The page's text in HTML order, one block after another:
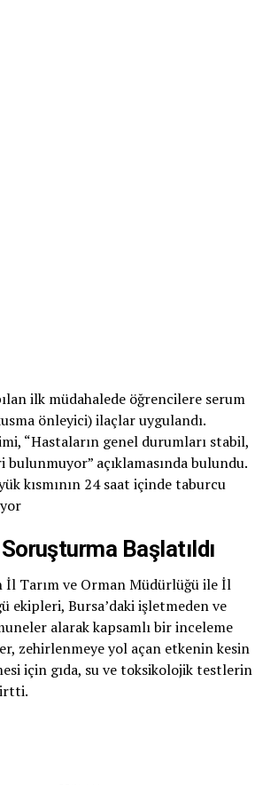
ilk müdahalede öğrencilere serum
önleyici) ilaçlar uygulandı.
“Hastaların genel durumları stabil,
açıklamasında bulundu.
kısmının 24 saat içinde taburcu
Başlatıldı
İl Tarım ve Orman Müdürlüğü ile İl
ekipleri, Bursa’daki işletmeden ve
alarak kapsamlı bir inceleme
zehirlenmeye yol açan etkenin kesin
için gıda, su ve toksikolojik testlerin